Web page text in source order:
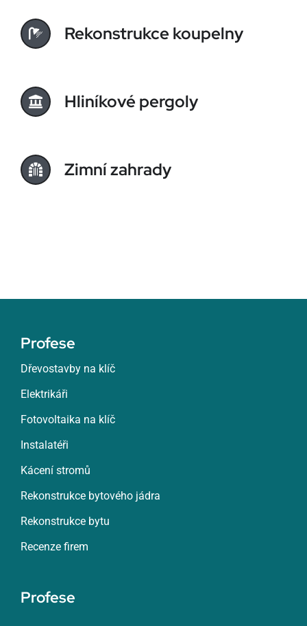
Rekonstrukce koupelny
Hliníkové pergoly
Zimní zahrady
Profese
Dřevostavby na klíč
Elektrikáři
Fotovoltaika na klíč
Instalatéři
Kácení stromů
Rekonstrukce bytového jádra
Rekonstrukce bytu
Recenze firem
Profese